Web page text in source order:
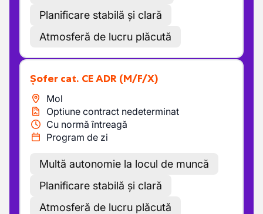
Planificare stabilă și clară
Atmosferă de lucru plăcută
Șofer cat. CE ADR (M/F/X)
Mol
Optiune contract nedeterminat
Cu normă întreagă
Program de zi
Multă autonomie la locul de muncă
Planificare stabilă și clară
Atmosferă de lucru plăcută